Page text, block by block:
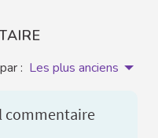
: Les plus anciens
commentaire